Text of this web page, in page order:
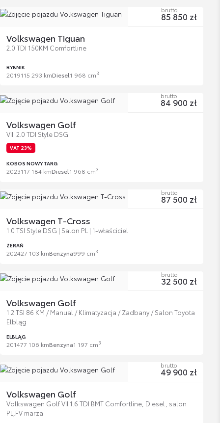
Volkswagen Tiguan
2.0 TDI 150KM Comfortline
RYBNIK
2019115 293 kmDiesel1 968 cm3
brutto
85 850 zł
Volkswagen Golf
VIII 2.0 TDI Style DSG
VAT 23%
KOBOS NOWY TARG
2023117 184 kmDiesel1 968 cm3
brutto
84 900 zł
Volkswagen T-Cross
1.0 TSI Style DSG | Salon PL | 1-właściciel
ŻERAŃ
202427 103 kmBenzyna999 cm3
brutto
87 500 zł
Volkswagen Golf
1.2 TSI 86 KM / Manual / Klimatyzacja / Zadbany / Salon Toyota
Elbląg
ELBLĄG
201477 106 kmBenzyna1 197 cm3
brutto
32 500 zł
Volkswagen Golf
Volkswagen Golf VII 1.6 TDI BMT Comfortline, Diesel, salon
PL,FV marża
brutto
49 900 zł